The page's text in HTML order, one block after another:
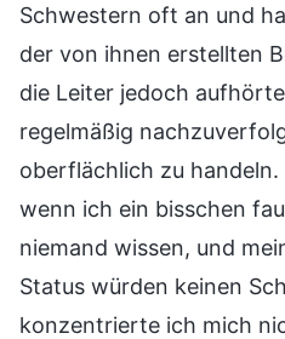
Schwestern oft an und
der von ihnen erstellten
die Leiter jedoch
regelmäßig
oberflächlich zu
wenn ich ein bisschen
niemand wissen, und
Status würden keinen
konzentrierte ich mich